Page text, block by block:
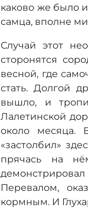
каково же было
самца, вполне
Случай этот
сторонятся
весной, где
стать. Долгой
вышло, и
Лалетинской
около месяца.
«застолбил»
прячась на
Перевалом,
кормным. И